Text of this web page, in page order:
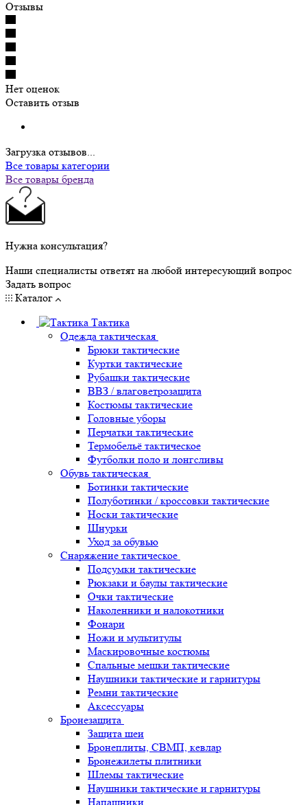
Отзывы
Нет оценок
Оставить отзыв
Загрузка отзывов...
Все товары категории
Все товары бренда
Нужна консультация?
Наши специалисты ответят на любой интересующий вопрос
Задать вопрос
Каталог
Тактика
Одежда тактическая
Брюки тактические
Куртки тактические
Рубашки тактические
ВВЗ / влаговетрозащита
Костюмы тактические
Головные уборы
Перчатки тактические
Термобельё тактическое
Футболки поло и лонгсливы
Обувь тактическая
Ботинки тактические
Полуботинки / кроссовки тактические
Носки тактические
Шнурки
Уход за обувью
Снаряжение тактическое
Подсумки тактические
Рюкзаки и баулы тактические
Очки тактические
Наколенники и налокотники
Фонари
Ножи и мультитулы
Маскировочные костюмы
Спальные мешки тактические
Наушники тактические и гарнитуры
Ремни тактические
Аксессуары
Бронезащита
Защита шеи
Бронеплиты, СВМП, кевлар
Бронежилеты плитники
Шлемы тактические
Наушники тактические и гарнитуры
Напашники